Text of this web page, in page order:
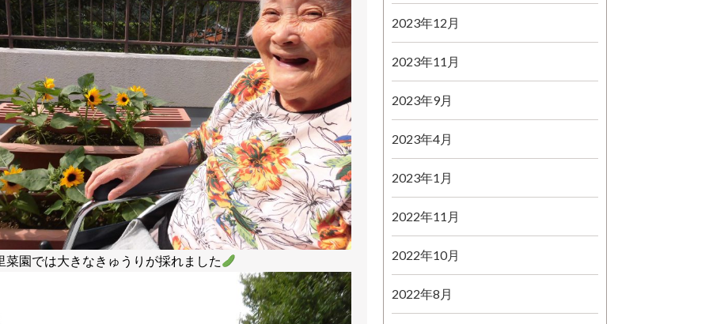
菜園では大きなきゅうりが採れました
2023年12月
2023年11月
2023年9月
2023年4月
2023年1月
2022年11月
2022年10月
2022年8月